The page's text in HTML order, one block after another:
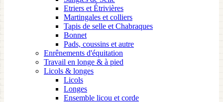
Etriers et Étrivières
Martingales et colliers
Tapis de selle et Chabraques
Bonnet
Pads, coussins et autre
Enrênements d'équitation
Travail en longe & à pied
Licols & longes
Licols
Longes
Ensemble licou et corde